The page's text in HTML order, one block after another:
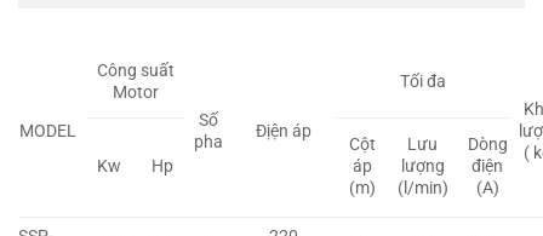
MODEL
Công suất
Motor
Số
pha
Địện áp
Tối đa
(
Kw Hp
Cột
áp
(m)
Lưu
lượng
(l/min)
Dòng
điện
(A)